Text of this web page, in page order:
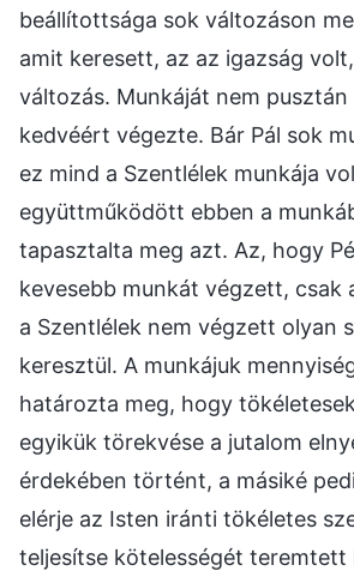
beállítottsága sok változáson
amit keresett, az az igazság
változás. Munkáját nem pusztán
kedvéért végezte. Bár Pál sok
ez mind a Szentlélek munkája
együttműködött ebben a
tapasztalta meg azt. Az, hogy
kevesebb munkát végzett, csak
a Szentlélek nem végzett olyan
keresztül. A munkájuk
határozta meg, hogy
egyikük törekvése a jutalom
érdekében történt, a másiké
elérje az Isten iránti tökéletes
teljesítse kötelességét teremtett